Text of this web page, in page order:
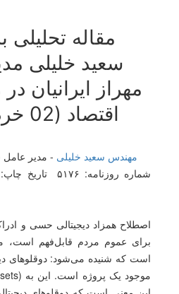
مقاله
سعید خلیلی
مهراز ایرانیان
اقتصاد (02 خردادماه 1400)
مهندس سعید خلیلی - مدیر عامل
اصطلاح همزاد دیجیتالی حسی و
برای عموم مردم قابل‌فهم است،
است که شنیده می‌شود: دوقلوهای